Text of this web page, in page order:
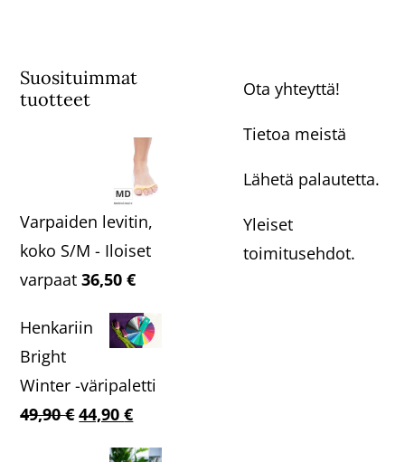
Suosituimmat
tuotteet
Varpaiden levitin,
koko S/M - Iloiset
varpaat 36,50€
Henkariin
Bright
Winter -väripaletti
49,90€Alkuperäinen
hinta
44,90€Nykyinen
hinta
Ota yhteyttä!
Tietoa meistä
Lähetä palautetta.
Yleiset
toimitusehdot.